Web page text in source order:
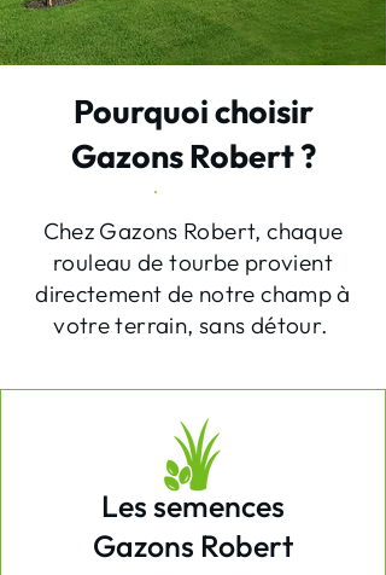
Pourquoi choisir
Gazons Robert ?
Chez Gazons Robert, chaque
rouleau de tourbe provient
directement de notre champ à
votre terrain, sans détour.
Les semences
Gazons Robert